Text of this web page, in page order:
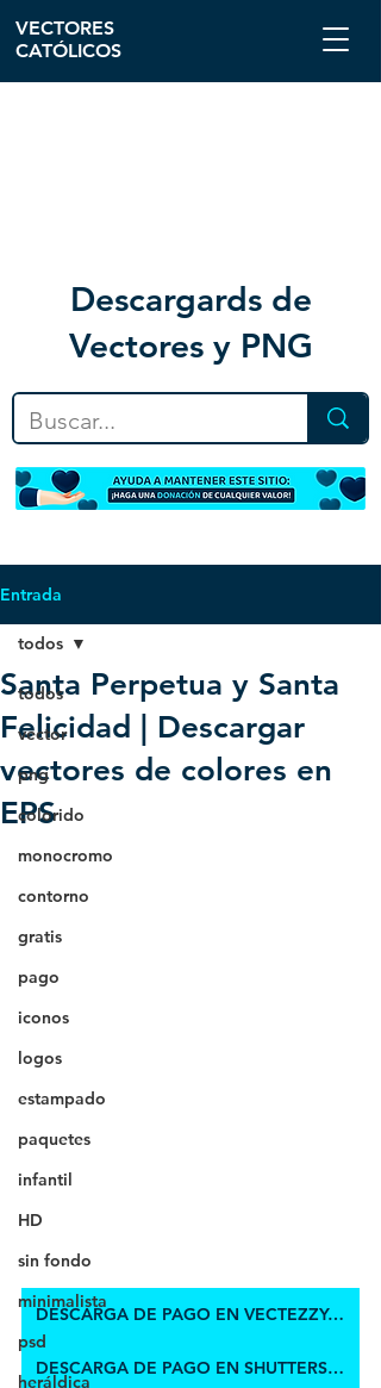
Descargards de
Vectores y PNG
VECTORES
CATÓLICOS
Entrada
todos
vector
png
colorido
monocromo
contorno
gratis
pago
iconos
logos
estampado
paquetes
infantil
HD
sin fondo
minimalista
psd
heráldica
todos
Santa Perpetua y Santa
Felicidad | Descargar
vectores de colores en
EPS
DESCARGA DE PAGO EN VECTEZZY.COM
DESCARGA DE PAGO EN SHUTTERSTOCK